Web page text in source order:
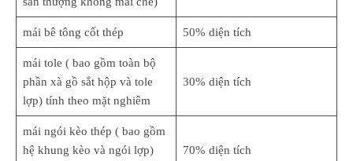
mái bê tông cốt thép 50% diện tích
mái tole ( bao gồm toàn bộ
phần xà gồ sắt hộp và tole
lợp) tính theo mặt nghiêm
30% diện tích
mái ngói kèo thép ( bao gồm
hệ khung kèo và ngói lợp)
70% diện tích